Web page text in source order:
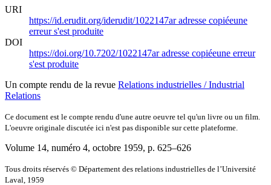
URI
https://id.erudit.org/iderudit/1022147aradresse copiéeune
erreur s'est produite
DOI
https://doi.org/10.7202/1022147aradresse copiéeune erreur
s'est produite
Un compte rendu de la revue Relations industrielles / Industrial
Relations
Ce document est le compte rendu d'une autre oeuvre tel qu'un livre ou un film.
L'oeuvre originale discutée ici n'est pas disponible sur cette plateforme.
Volume 14, numéro 4, octobre 1959, p. 625–626
Tous droits réservés © Département des relations industrielles de l’Université
Laval, 1959